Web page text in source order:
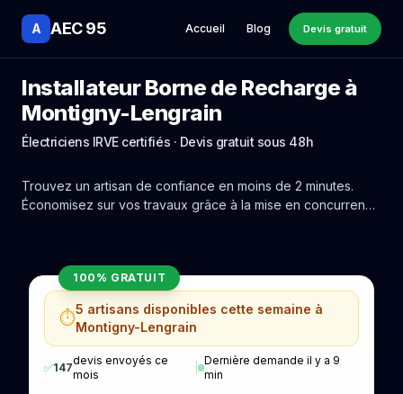
A AEC 95 Accueil Blog Devis gratuit
Installateur Borne de Recharge à
Montigny-Lengrain
Électriciens IRVE certifiés · Devis gratuit sous 48h
Trouvez un artisan de confiance en moins de 2 minutes.
Économisez sur vos travaux grâce à la mise en concurrence
100% GRATUIT
⏱️5 artisans disponibles cette semaine à
Montigny-Lengrain
✅147
devis envoyés ce
mois
Dernière demande il y a 9
min